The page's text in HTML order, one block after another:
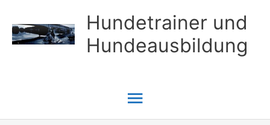
Inhalt
springen
Hundetrainer und
Hundeausbildung
Hauptmenü